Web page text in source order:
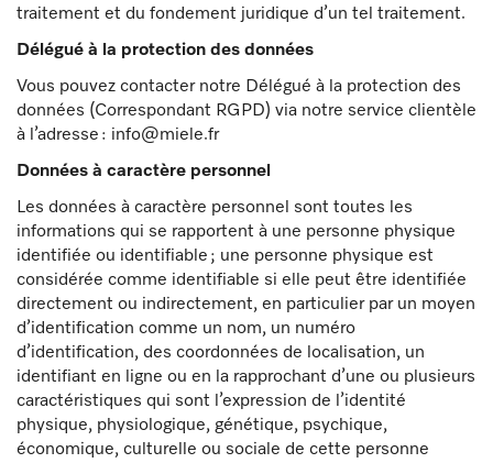
traitement et du fondement juridique d’un tel traitement.
Délégué à la protection des données
Vous pouvez contacter notre Délégué à la protection des
données (Correspondant RGPD) via notre service clientèle
à l’adresse : info@miele.fr
Données à caractère personnel
Les données à caractère personnel sont toutes les
informations qui se rapportent à une personne physique
identifiée ou identifiable ; une personne physique est
considérée comme identifiable si elle peut être identifiée
directement ou indirectement, en particulier par un moyen
d’identification comme un nom, un numéro
d’identification, des coordonnées de localisation, un
identifiant en ligne ou en la rapprochant d’une ou plusieurs
caractéristiques qui sont l’expression de l’identité
physique, physiologique, génétique, psychique,
économique, culturelle ou sociale de cette personne